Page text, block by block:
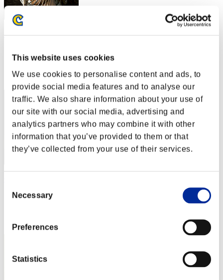
This website uses cookies
We use cookies to personalise content and ads, to
provide social media features and to analyse our
traffic. We also share information about your use of
our site with our social media, advertising and
analytics partners who may combine it with other
information that you’ve provided to them or that
they’ve collected from your use of their services.
Selection
Necessary
Preferences
Statistics
Morena32
52
Punteggio:4106453